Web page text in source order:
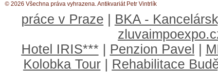
© 2026 Všechna práva vyhrazena. Antikvariát Petr Vintrlík
práce v Praze
BKA -
Hotel IRIS***
Penzion Pavel
Kolobka Tour
Rehabilitace